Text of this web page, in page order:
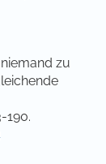
zu
190.